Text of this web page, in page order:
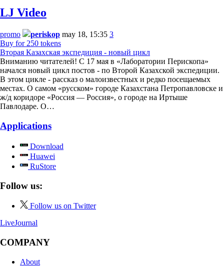
LJ Video
promo periskop may 18, 15:35 3
Buy for 250 tokens
Вторая Казахская экспедиция - новый цикл
Вниманию читателей! С 17 мая в «Лаборатории Перископа»
начался новый цикл постов - по Второй Казахской экспедиции.
В этом цикле - рассказ о малоизвестных и редко посещаемых
местах. О самом «русском» городе Казахстана Петропавловске и
ж/д коридоре «Россия — Россия», о городе на Иртыше
Павлодаре. О…
Applications
Download
Huawei
RuStore
Follow us:
Follow us on Twitter
LiveJournal
COMPANY
About